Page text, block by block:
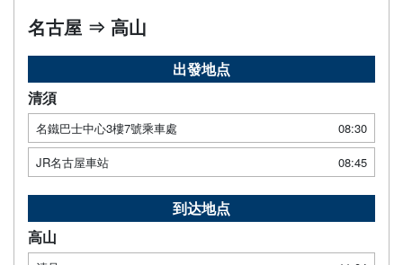
名古屋 ⇒ 高山
出發地点
清須
名鐵巴士中心3樓7號乘車處
08:30
JR名古屋車站
08:45
到达地点
高山